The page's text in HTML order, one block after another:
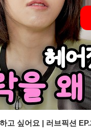
고 싶어요 | 러브픽션